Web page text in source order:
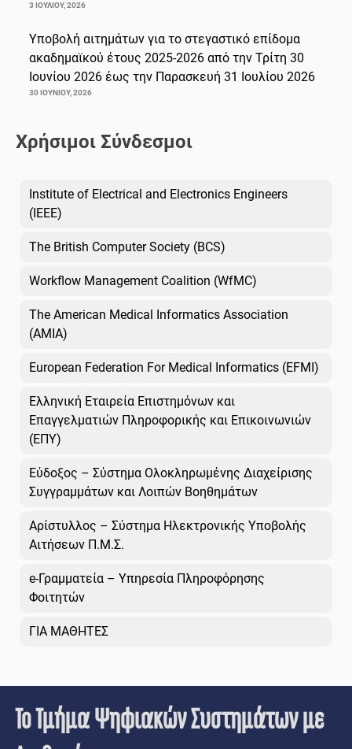
3 ΙΟΥΛΊΟΥ, 2026
Υποβολή αιτημάτων για το στεγαστικό επίδομα
ακαδημαϊκού έτους 2025-2026 από την Τρίτη 30
Ιουνίου 2026 έως την Παρασκευή 31 Ιουλίου 2026
30 ΙΟΥΝΊΟΥ, 2026
Χρήσιμοι Σύνδεσμοι
Institute of Electrical and Electronics Engineers
(IEEE)
The British Computer Society (BCS)
Workflow Management Coalition (WfMC)
The American Medical Informatics Association
(AMIA)
European Federation For Medical Informatics (EFMI)
Ελληνική Εταιρεία Επιστημόνων και
Επαγγελματιών Πληροφορικής και Επικοινωνιών
(ΕΠΥ)
Εύδοξος – Σύστημα Ολοκληρωμένης Διαχείρισης
Συγγραμμάτων και Λοιπών Βοηθημάτων
Αρίστυλλος – Σύστημα Ηλεκτρονικής Υποβολής
Αιτήσεων Π.Μ.Σ.
e-Γραμματεία – Υπηρεσία Πληροφόρησης
Φοιτητών
ΓΙΑ ΜΑΘΗΤΕΣ
Το Τμήμα Ψηφιακών Συστημάτων με